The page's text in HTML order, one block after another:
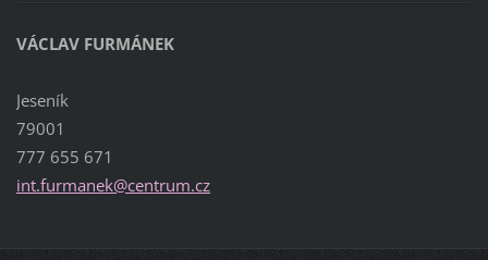
VÁCLAV FURMÁNEK
Jeseník
79001
777 655 671
int.furmanek@centrum.cz